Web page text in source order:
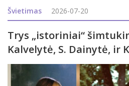
sveikatos stiprinimas“ ir rajono
programoj
Švietimas 2026-07-20
Trys „istoriniai“
Kalvelytė, S. Dainytė, ir